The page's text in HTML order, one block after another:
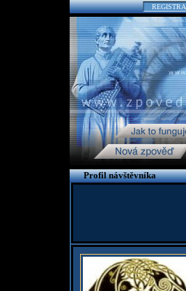
Profil návštěvníka